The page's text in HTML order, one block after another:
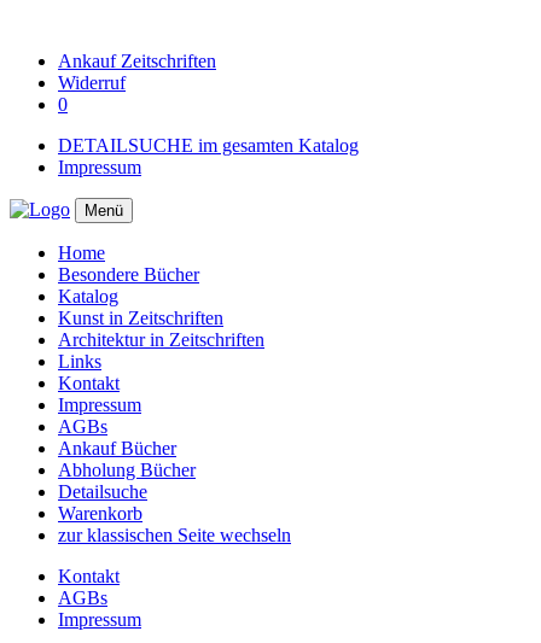
AnkaufZeitschriften
Widerruf
0
DETAILSUCHE im gesamten Katalog
Impressum
Menü
Home
Besondere Bücher
Katalog
Kunst in Zeitschriften
Architektur in Zeitschriften
Links
Kontakt
Impressum
AGBs
Ankauf Bücher
Abholung Bücher
Detailsuche
Warenkorb
zur klassischen Seite wechseln
Kontakt
AGBs
Impressum